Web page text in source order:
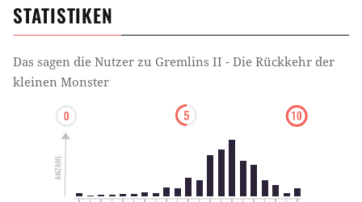
STATISTIKEN
Das sagen die Nutzer zu Gremlins II - Die Rückkehr der
kleinen Monster